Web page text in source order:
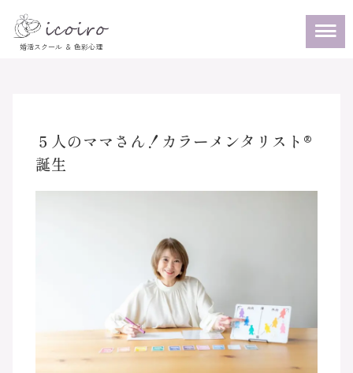
５人のママさん！カラーメンタリスト®
誕生